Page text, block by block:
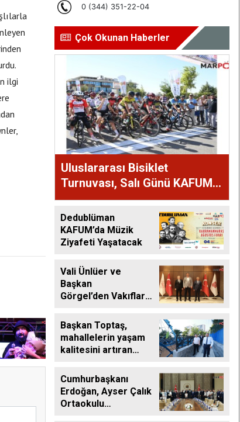
ilgi
Çok Okunan Haberler
Uluslararası Bisiklet
Turnuvası, Salı Günü KAFUM -
Ali Kayası Etabıyla Başlıyor
Dedublüman
KAFUM’da Müzik
Ziyafeti Yaşatacak
Vali Ünlüer ve
Başkan
Görgel’den Vakıflar
ziyaret
Başkan Toptaş,
mahallelerin yaşam
kalitesini artıran
Cumhurbaşkanı
Erdoğan, Ayser Çalık
Ortaokulu